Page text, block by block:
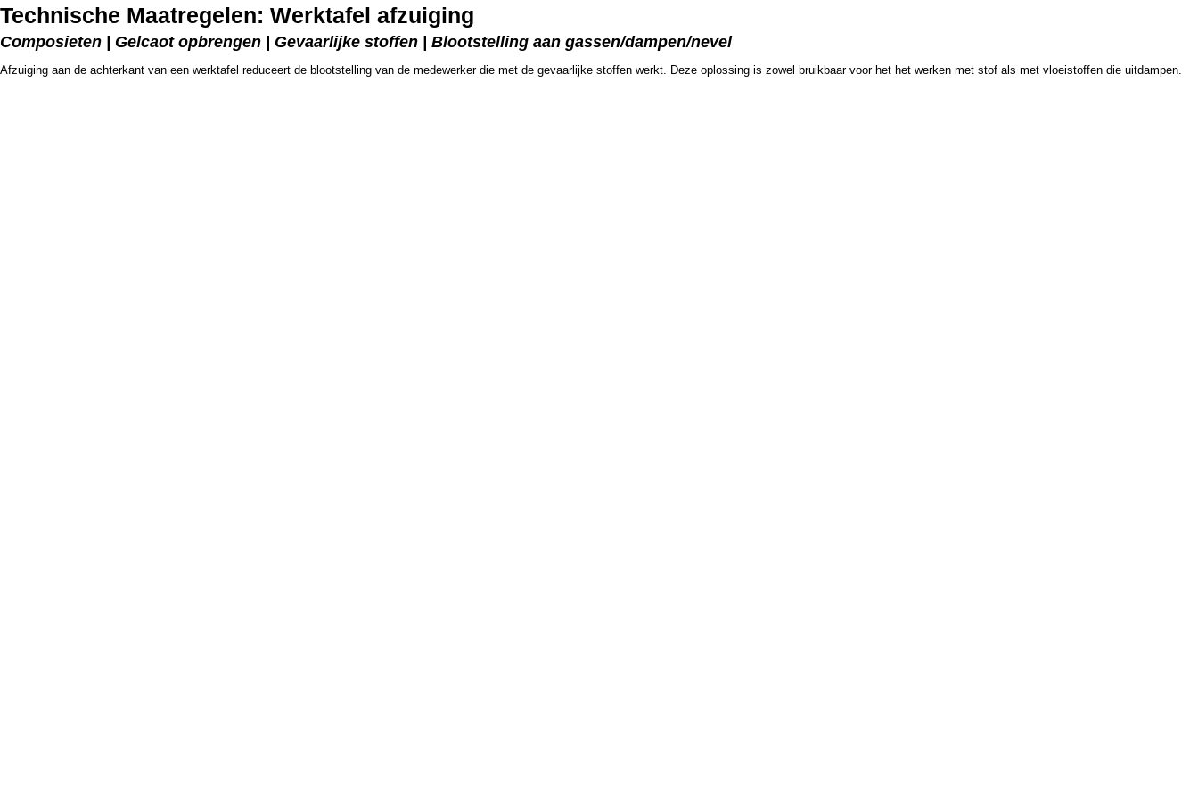
Technische Maatregelen: Werktafel afzuiging
Composieten | Gelcaot opbrengen | Gevaarlijke stoffen | Blootstelling aan gassen/dampen/nevel
Afzuiging aan de achterkant van een werktafel reduceert de blootstelling van de medewerker die met de gevaarlijke stoffen werkt. Deze oplossing is zowel bruikbaar voor het het werken met stof als met vloeistoffen die uitdampen.